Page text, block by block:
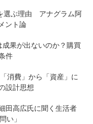
選ぶ理由 アナグラム阿
ント論
果が出ないのか？購買
件
消費」から「資産」に
設計思想
田高広氏に聞く生活者
い」